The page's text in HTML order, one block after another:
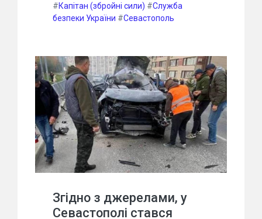
#Капітан (збройні сили) #Служба
безпеки України #Севастополь
Згідно з джерелами, у
Севастополі стався